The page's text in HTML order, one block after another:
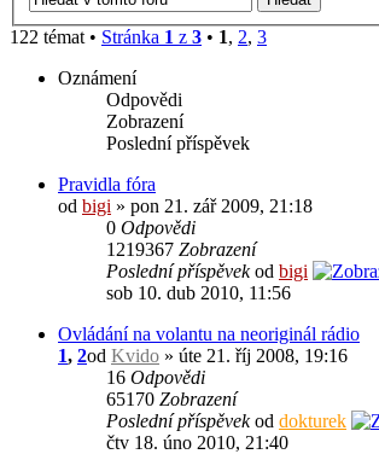
122 témat • Stránka 1 z 3 • 1, 2, 3
Oznámení
Odpovědi
Zobrazení
Poslední příspěvek
Pravidla fóra
od bigi » pon 21. zář 2009, 21:18
0 Odpovědi
1219367 Zobrazení
Poslední příspěvekod bigi
sob 10. dub 2010, 11:56
Ovládání na volantu na neoriginál rádio
1, 2od Kvido » úte 21. říj 2008, 19:16
16 Odpovědi
65170 Zobrazení
Poslední příspěvekod dokturek
čtv 18. úno 2010, 21:40